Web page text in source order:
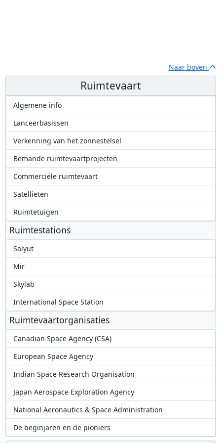
Naar boven
Ruimtevaart
Algemene info
Lanceerbasissen
Verkenning van het zonnestelsel
Bemande ruimtevaartprojecten
Commerciële ruimtevaart
Satellieten
Ruimtetuigen
Ruimtestations
Salyut
Mir
Skylab
International Space Station
Ruimtevaartorganisaties
Canadian Space Agency (CSA)
European Space Agency
Indian Space Research Organisation
Japan Aerospace Exploration Agency
National Aeronautics & Space Administration
De beginjaren en de pioniers